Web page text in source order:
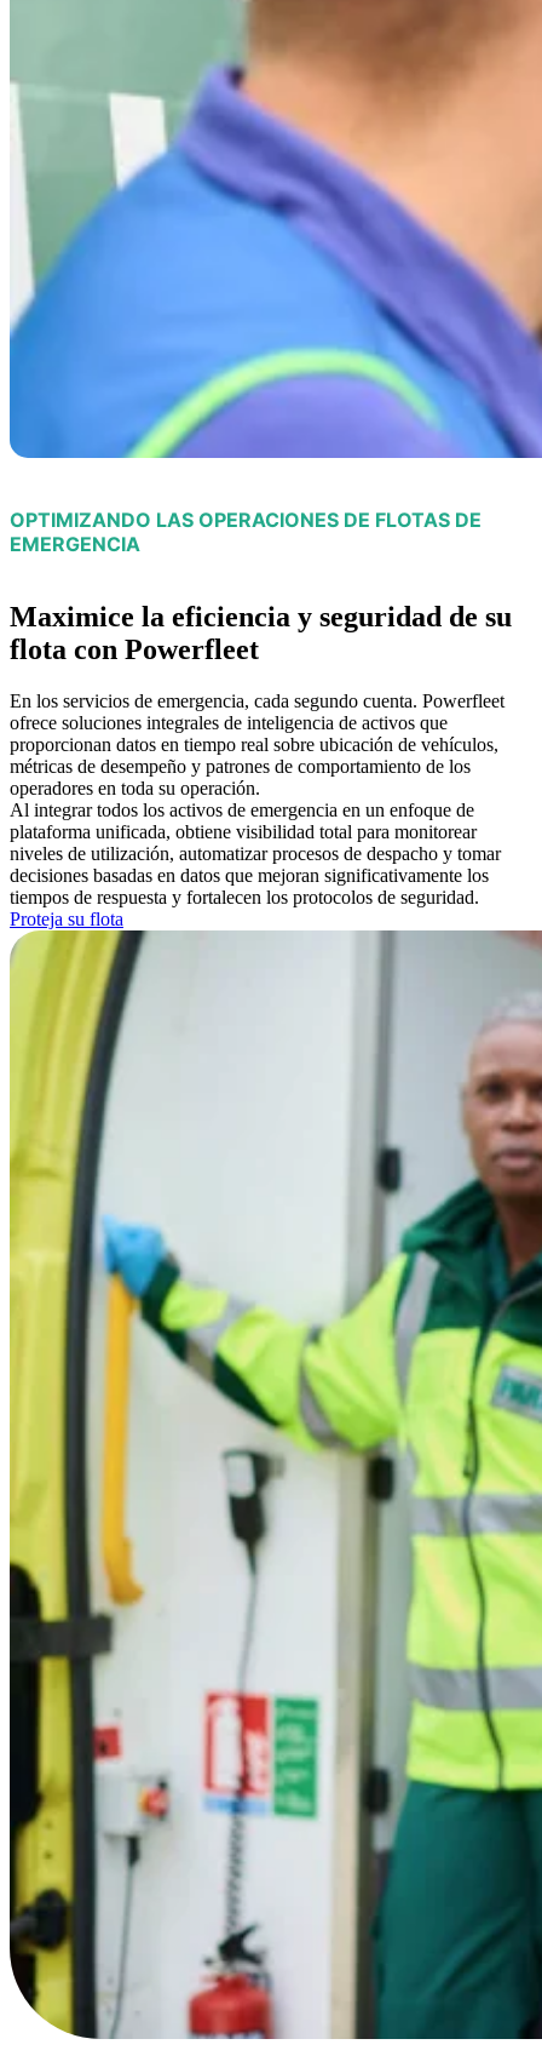
OPTIMIZANDO LAS OPERACIONES DE FLOTAS DE
EMERGENCIA
Maximice la eficiencia y seguridad de su
flota con Powerfleet
En los servicios de emergencia, cada segundo cuenta. Powerfleet
ofrece soluciones integrales de inteligencia de activos que
proporcionan datos en tiempo real sobre ubicación de vehículos,
métricas de desempeño y patrones de comportamiento de los
operadores en toda su operación.
Al integrar todos los activos de emergencia en un enfoque de
plataforma unificada, obtiene visibilidad total para monitorear
niveles de utilización, automatizar procesos de despacho y tomar
decisiones basadas en datos que mejoran significativamente los
tiempos de respuesta y fortalecen los protocolos de seguridad.
Proteja su flota